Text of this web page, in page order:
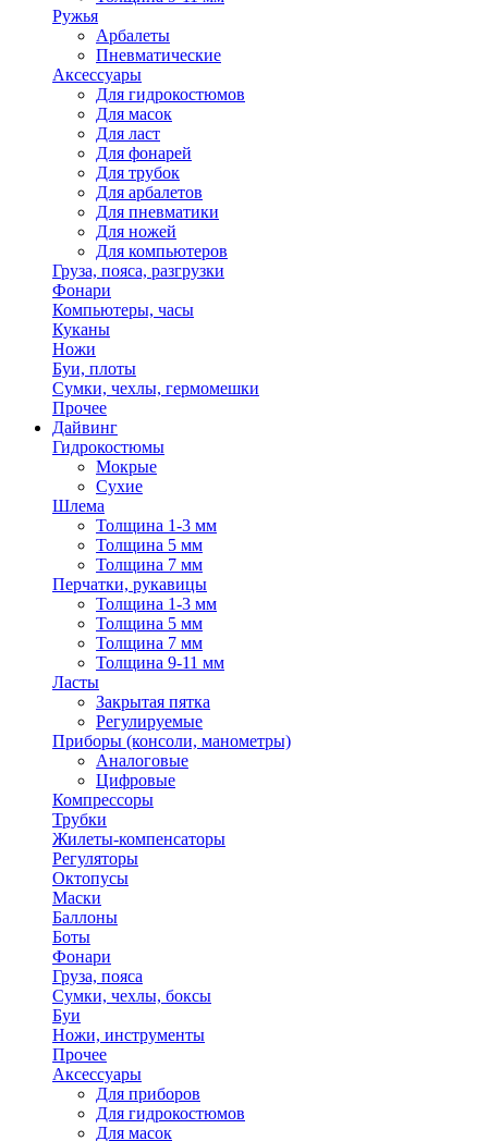
Ружья
Арбалеты
Пневматические
Аксессуары
Для гидрокостюмов
Для масок
Для ласт
Для фонарей
Для трубок
Для арбалетов
Для пневматики
Для ножей
Для компьютеров
Груза, пояса, разгрузки
Фонари
Компьютеры, часы
Куканы
Ножи
Буи, плоты
Сумки, чехлы, гермомешки
Прочее
Дайвинг
Гидрокостюмы
Мокрые
Сухие
Шлема
Толщина 1-3 мм
Толщина 5 мм
Толщина 7 мм
Перчатки, рукавицы
Толщина 1-3 мм
Толщина 5 мм
Толщина 7 мм
Толщина 9-11 мм
Ласты
Закрытая пятка
Регулируемые
Приборы (консоли, манометры)
Аналоговые
Цифровые
Компрессоры
Трубки
Жилеты-компенсаторы
Регуляторы
Октопусы
Маски
Баллоны
Боты
Фонари
Груза, пояса
Сумки, чехлы, боксы
Буи
Ножи, инструменты
Прочее
Аксессуары
Для приборов
Для гидрокостюмов
Для масок